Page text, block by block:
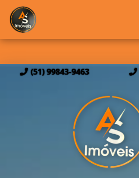
(51) 99843-9463